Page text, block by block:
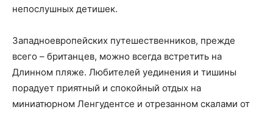
непослушных детишек.
Западноевропейских путешественников, прежде
всего – британцев, можно всегда встретить на
Длинном пляже. Любителей уединения и тишины
порадует приятный и спокойный отдых на
миниатюрном Ленгудентсе и отрезанном скалами от